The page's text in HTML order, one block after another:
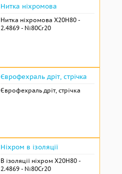
Нитка ніхромова
Нитка ніхромова Х20Н80 -
2.4869 - Ni80Cr20
Єврофехраль дріт, стрічка
Єврофехраль дріт, стрічка
Ніхром в ізоляції
В ізоляції ніхром Х20Н80 -
2.4869 - Ni80Cr20